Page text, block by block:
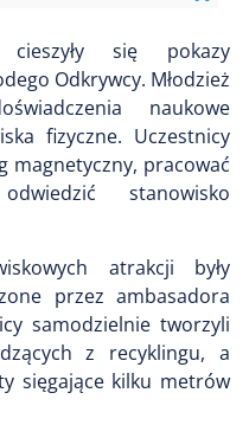
cieszyły się pokazy
Odkrywcy. Młodzież
naukowe
fizyczne. Uczestnicy
magnetyczny, pracować
stanowisko
atrakcji były
przez ambasadora
samodzielnie tworzyli
z recyklingu, a
sięgające kilku metrów